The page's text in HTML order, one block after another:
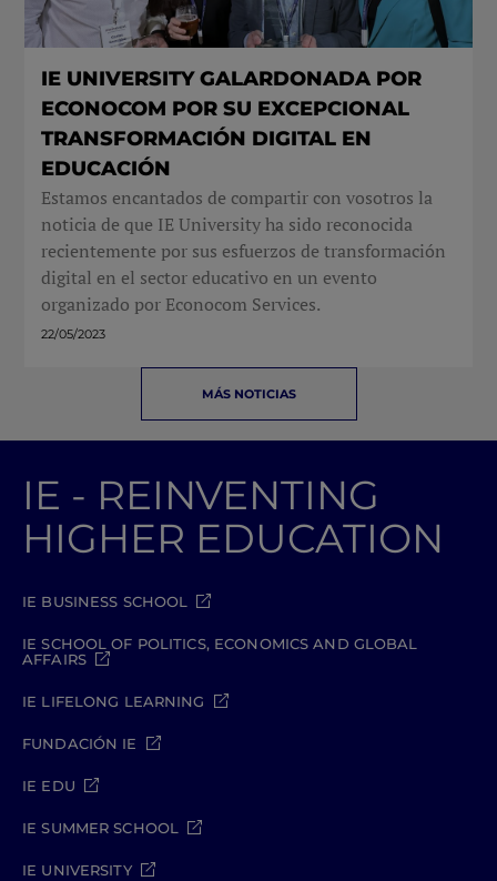
IE UNIVERSITY GALARDONADA POR
ECONOCOM POR SU EXCEPCIONAL
TRANSFORMACIÓN DIGITAL EN
EDUCACIÓN
Estamos encantados de compartir con vosotros la
noticia de que IE University ha sido reconocida
recientemente por sus esfuerzos de transformación
digital en el sector educativo en un evento
organizado por Econocom Services.
22/05/2023
MÁS NOTICIAS
IE - REINVENTING
HIGHER EDUCATION
IE BUSINESS SCHOOL
IE SCHOOL OF POLITICS, ECONOMICS AND GLOBAL
AFFAIRS
IE LIFELONG LEARNING
FUNDACIÓN IE
IE EDU
IE SUMMER SCHOOL
IE UNIVERSITY